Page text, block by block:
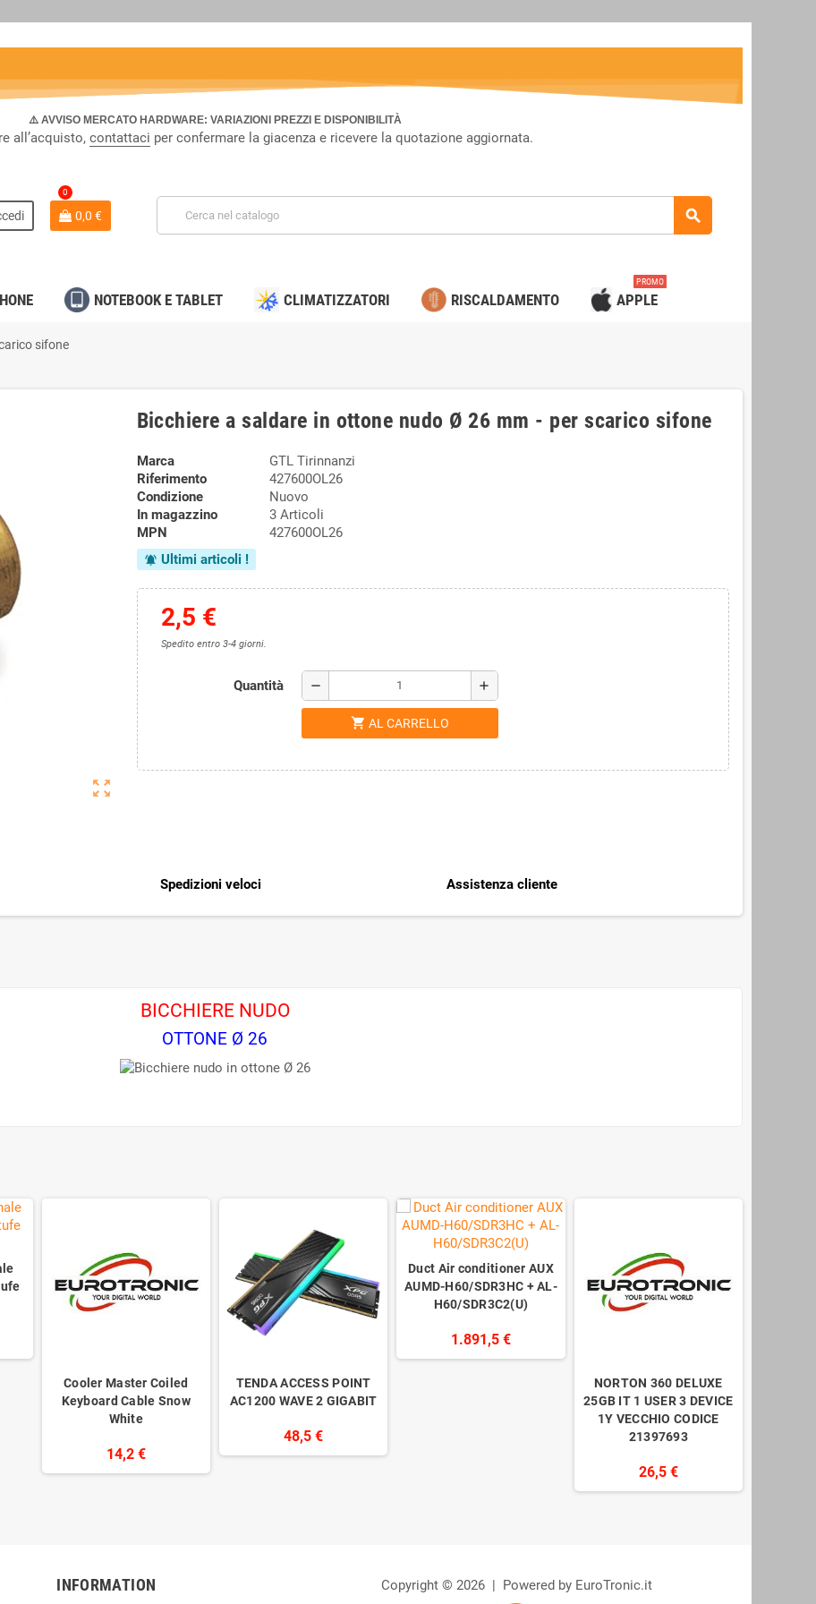
⚠️ AVVISO MERCATO HARDWARE: VARIAZIONI PREZZI E DISPONIBILITÀ
all’acquisto, contattaci per confermare la giacenza e ricevere la quotazione aggiornata.
0
0,0 € search
NOTEBOOK E TABLET CLIMATIZZATORI RISCALDAMENTO APPLE
PROMO
sifone
zoom_out_map
Bicchiere a saldare in ottone nudo Ø 26 mm - per scarico sifone
Marca
GTL Tirinnanzi
Riferimento
427600OL26
Condizione
Nuovo
In magazzino
3 Articoli
MPN
427600OL26
notifications_active Ultimi articoli !
2,5 €
Spedito entro 3-4 giorni.
Quantità remove add
shopping_cart AL CARRELLO
Spedizioni veloci Assistenza cliente
BICCHIERE NUDO
OTTONE Ø 26
Cooler Master Coiled
Keyboard Cable Snow
White
14,2 €
TENDA ACCESS POINT
AC1200 WAVE 2 GIGABIT
48,5 €
Duct Air conditioner AUX
AUMD-H60/SDR3HC + AL-
H60/SDR3C2(U)
1.891,5 €
NORTON 360 DELUXE
25GB IT 1 USER 3 DEVICE
1Y VECCHIO CODICE
21397693
26,5 €
INFORMATION Copyright © 2026 | Powered by EuroTronic.it